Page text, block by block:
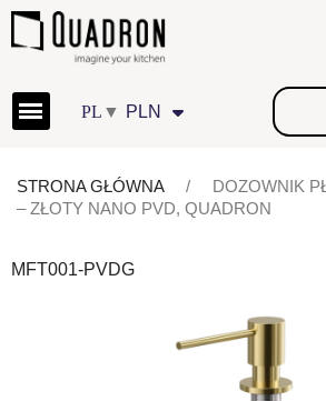
▼ PLN
STRONA GŁÓWNA
DOZOWNIK
– ZŁOTY NANO PVD, QUADRON
MFT001-PVDG